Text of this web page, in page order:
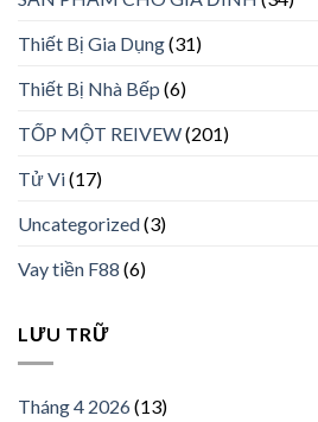
Thiết Bị Gia Dụng(31)
Thiết Bị Nhà Bếp (6)
TỐP MỘT REIVEW(201)
Tử Vi(17)
Uncategorized(3)
Vay tiền F88 (6)
LƯU TRỮ
Tháng 4 2026(13)